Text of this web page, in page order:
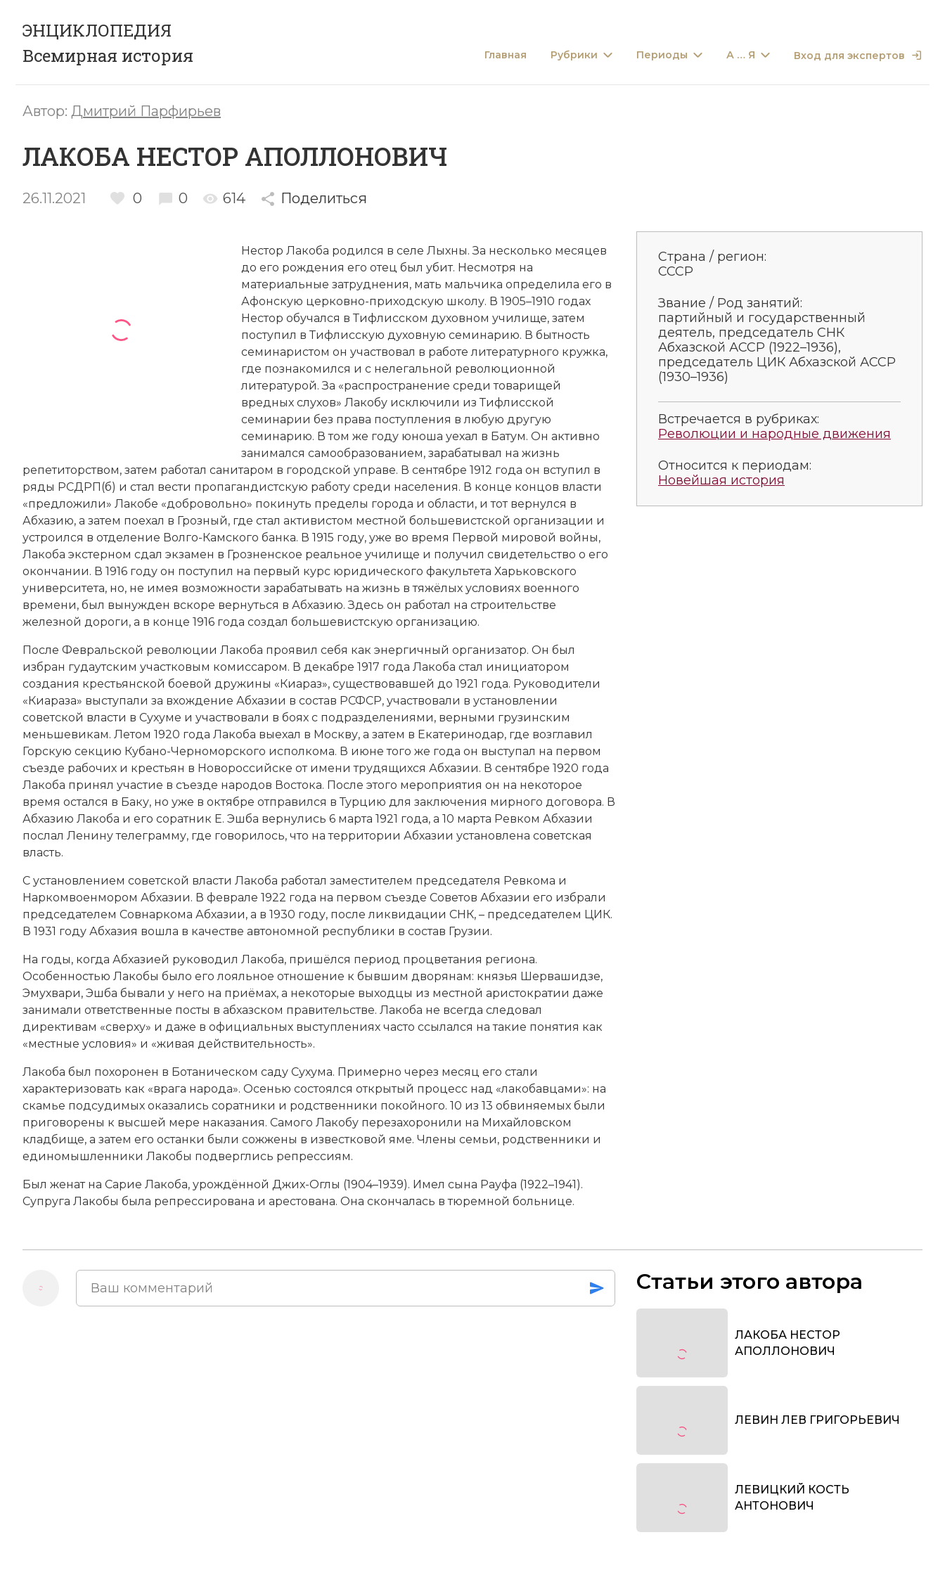
ЭНЦИКЛОПЕДИЯ
Всемирная история
Главная Рубрики Периоды А … Я Вход для экспертов
Автор: Дмитрий Парфирьев
ЛАКOБА НЕСТОР АПОЛЛOНОВИЧ
26.11.2021 0 0 614 Поделиться
Нестор Лакоба родился в селе Лыхны. За несколько месяцев
до его рождения его отец был убит. Несмотря на
материальные затруднения, мать мальчика определила его в
Афонскую церковно-приходскую школу. В 1905–1910 годах
Нестор обучался в Тифлисском духовном училище, затем
поступил в Тифлисскую духовную семинарию. В бытность
семинаристом он участвовал в работе литературного кружка,
где познакомился и с нелегальной революционной
литературой. За «распространение среди товарищей
вредных слухов» Лакобу исключили из Тифлисской
семинарии без права поступления в любую другую
семинарию. В том же году юноша уехал в Батум. Он активно
занимался самообразованием, зарабатывал на жизнь
репетиторством, затем работал санитаром в городской управе. В сентябре 1912 года он вступил в
ряды РСДРП(б) и стал вести пропагандистскую работу среди населения. В конце концов власти
«предложили» Лакобе «добровольно» покинуть пределы города и области, и тот вернулся в
Абхазию, а затем поехал в Грозный, где стал активистом местной большевистской организации и
устроился в отделение Волго-Камского банка. В 1915 году, уже во время Первой мировой войны,
Лакоба экстерном сдал экзамен в Грозненское реальное училище и получил свидетельство о его
окончании. В 1916 году он поступил на первый курс юридического факультета Харьковского
университета, но, не имея возможности зарабатывать на жизнь в тяжёлых условиях военного
времени, был вынужден вскоре вернуться в Абхазию. Здесь он работал на строительстве
железной дороги, а в конце 1916 года создал большевистскую организацию.
После Февральской революции Лакоба проявил себя как энергичный организатор. Он был
избран гудаутским участковым комиссаром. В декабре 1917 года Лакоба стал инициатором
создания крестьянской боевой дружины «Киараз», существовавшей до 1921 года. Руководители
«Киараза» выступали за вхождение Абхазии в состав РСФСР, участвовали в установлении
советской власти в Сухуме и участвовали в боях с подразделениями, верными грузинским
меньшевикам. Летом 1920 года Лакоба выехал в Москву, а затем в Екатеринодар, где возглавил
Горскую секцию Кубано-Черноморского исполкома. В июне того же года он выступал на первом
съезде рабочих и крестьян в Новороссийске от имени трудящихся Абхазии. В сентябре 1920 года
Лакоба принял участие в съезде народов Востока. После этого мероприятия он на некоторое
время остался в Баку, но уже в октябре отправился в Турцию для заключения мирного договора. В
Абхазию Лакоба и его соратник Е. Эшба вернулись 6 марта 1921 года, а 10 марта Ревком Абхазии
послал Ленинутелеграмму, где говорилось, что на территории Абхазии установлена советская
власть.
С установлением советской власти Лакоба работал заместителем председателя Ревкома и
Наркомвоенмором Абхазии. В феврале 1922 года на первом съезде Советов Абхазии его избрали
председателем Совнаркома Абхазии, а в 1930 году, после ликвидации СНК, – председателем ЦИК.
В 1931 году Абхазия вошла в качестве автономной республики в состав Грузии.
На годы, когда Абхазией руководил Лакоба, пришёлся период процветания региона.
Особенностью Лакобы было его лояльное отношение к бывшим дворянам: князья Шервашидзе,
Эмухвари, Эшба бывали у него на приёмах, а некоторые выходцы из местной аристократии даже
занимали ответственные посты в абхазском правительстве. Лакоба не всегда следовал
директивам «сверху» и даже в официальных выступлениях часто ссылался на такие понятия как
«местные условия» и «живая действительность».
Лакоба был похоронен в Ботаническом саду Сухума. Примерно через месяц его стали
характеризовать как «врага народа». Осенью состоялся открытый процесс над «лакобавцами»: на
скамье подсудимых оказались соратники и родственники покойного. 10 из 13 обвиняемых были
приговорены к высшей мере наказания. Самого Лакобу перезахоронили на Михайловском
кладбище, а затем его останки были сожжены в известковой яме. Члены семьи, родственники и
единомышленники Лакобы подверглись репрессиям.
Был женат на Сарие Лакоба, урождённой Джих-Оглы (1904–1939). Имел сына Рауфа (1922–1941).
Супруга Лакобы была репрессирована и арестована. Она скончалась в тюремной больнице.
Страна / регион:
СССР
Звание / Род занятий:
партийный и государственный
деятель, председатель СНК
Абхазской АССР (1922–1936),
председатель ЦИК Абхазской АССР
(1930–1936)
Встречается в рубриках:
Революции и народные движения
Относится к периодам:
Новейшая история
Статьи этого автора
ЛАКOБА НЕСТОР
АПОЛЛOНОВИЧ
ЛЕВИН ЛЕВ ГРИГOРЬЕВИЧ
ЛЕВИЦКИЙ КОСТЬ
АНТОНОВИЧ